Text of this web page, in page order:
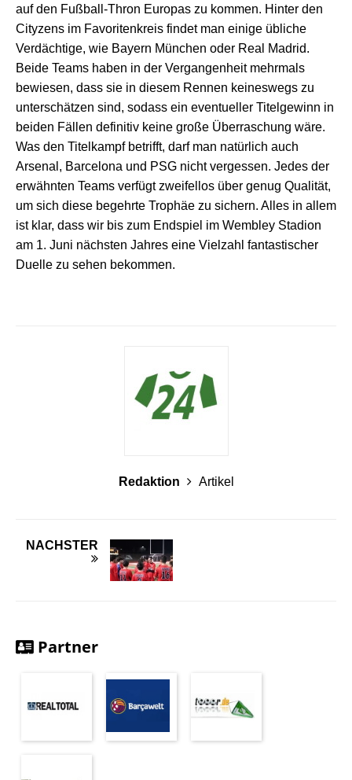
auf den Fußball-Thron Europas zu kommen. Hinter den
Cityzens im Favoritenkreis findet man einige übliche
Verdächtige, wie Bayern München oder Real Madrid.
Beide Teams haben in der Vergangenheit mehrmals
bewiesen, dass sie in diesem Rennen keineswegs zu
unterschätzen sind, sodass ein eventueller Titelgewinn in
beiden Fällen definitiv keine große Überraschung wäre.
Was den Titelkampf betrifft, darf man natürlich auch
Arsenal, Barcelona und PSG nicht vergessen. Jedes der
erwähnten Teams verfügt zweifellos über genug Qualität,
um sich diese begehrte Trophäe zu sichern. Alles in allem
ist klar, dass wir bis zum Endspiel im Wembley Stadion
am 1. Juni nächsten Jahres eine Vielzahl fantastischer
Duelle zu sehen bekommen.
Redaktion Artikel
NÄCHSTER
Partner